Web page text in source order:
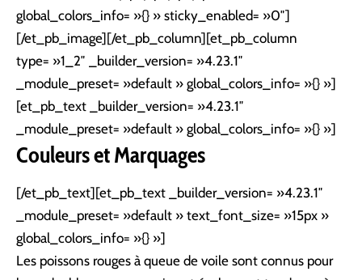
global_colors_info= »{} » sticky_enabled= »0″]
[/et_pb_image][/et_pb_column][et_pb_column
type= »1_2″ _builder_version= »4.23.1″
_module_preset= »default » global_colors_info= »{} »]
[et_pb_text _builder_version= »4.23.1″
_module_preset= »default » global_colors_info= »{} »]
Couleurs et Marquages
[/et_pb_text][et_pb_text _builder_version= »4.23.1″
_module_preset= »default » text_font_size= »15px »
global_colors_info= »{} »]
Les poissons rouges à queue de voile sont connus pour